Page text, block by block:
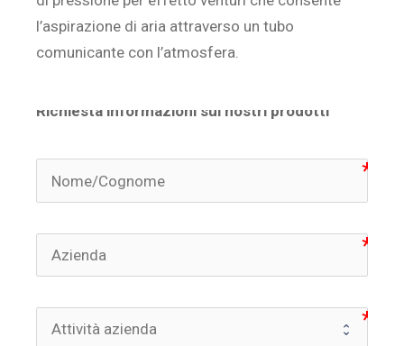
l’aspirazione di aria attraverso un tubo
comunicante con l’atmosfera.
Richiesta informazioni sui nostri prodotti